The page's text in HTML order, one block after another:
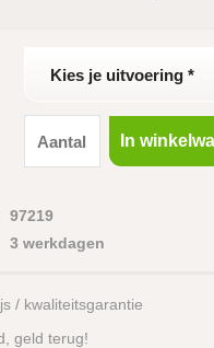
Kies je uitvoering *
In
97219
3 werkdagen
/ kwaliteitsgarantie
geld terug!